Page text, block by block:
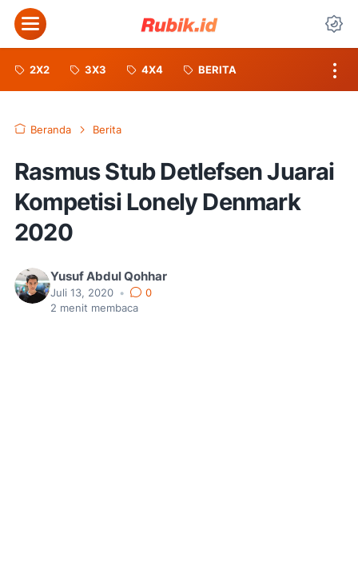
Menu
2X2 3X3 4X4 BERITA
Beranda Berita
Rasmus Stub Detlefsen Juarai
Kompetisi Lonely Denmark
2020
Yusuf Abdul Qohhar
Juli 13, 2020 •
0
2 menit membaca